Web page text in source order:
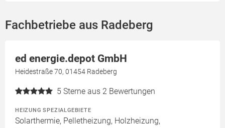
Fachbetriebe aus Radeberg
ed energie.depot GmbH
Heidestraße 70, 01454 Radeberg
5 Sterne aus 2 Bewertungen
HEIZUNG SPEZIALGEBIETE
Solarthermie, Pelletheizung, Holzheizung,